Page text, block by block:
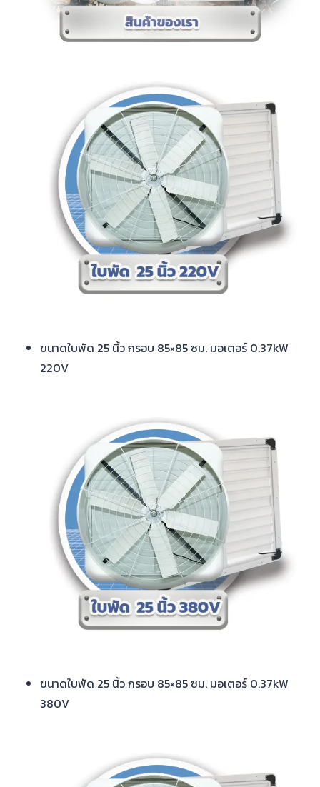
ขนาดใบพัด 25 นิ้ว กรอบ 85×85 ซม. มอเตอร์ 0.37kW
220V
ขนาดใบพัด 25 นิ้ว กรอบ 85×85 ซม. มอเตอร์ 0.37kW
380V